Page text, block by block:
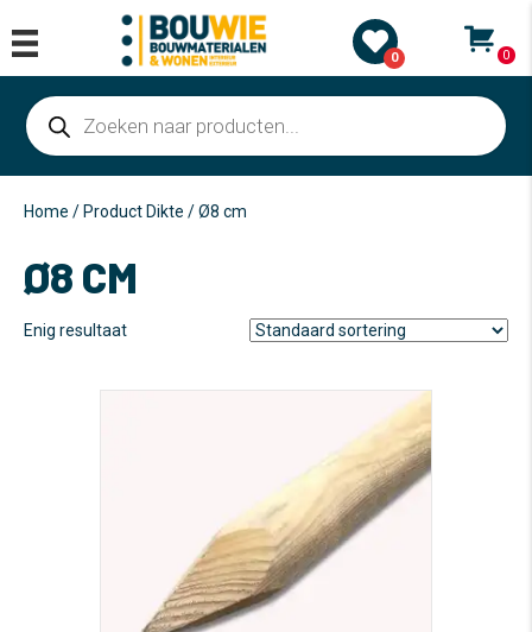
0 0
Producten
zoeken
Home / Product Dikte / Ø8 cm
Ø8 CM
Enig resultaat